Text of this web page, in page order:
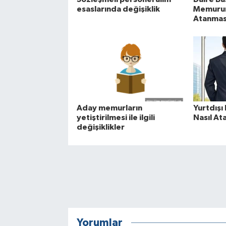
esaslarında değişiklik
Aday memurların
yetiştirilmesi ile ilgili
değişiklikler
Nasıl
Yorumlar